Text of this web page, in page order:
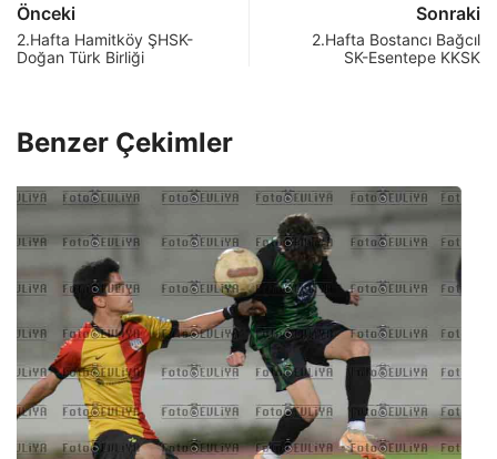
Önceki
2.Hafta Hamitköy ŞHSK-
Doğan Türk Birliği
Sonraki
2.Hafta Bostancı Bağcıl
SK-Esentepe KKSK
Benzer Çekimler